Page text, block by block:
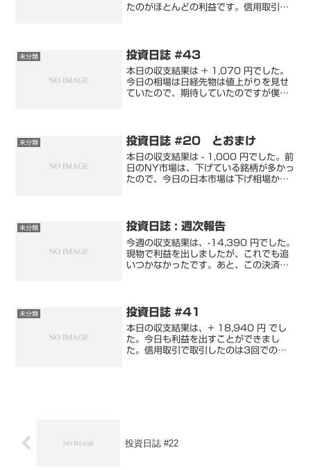
たのがほとんどの利益です。信用取引は
が、本日は利...
未分類 投資日誌 #43
本日の収支結果は + 1,070 円でした。
今日の相場は日経先物は値上がりを見せ
ていたので、期待していたのですが僕の
では微々たる利益...
未分類 投資日誌 #20 とおまけ
本日の収支結果は - 1,000 円でした。前
日のNY市場は、下げている銘柄が多かっ
たので、今日の日本市場は下げ相場か
スとなりま...
未分類 投資日誌 : 週次報告
今週の収支結果は、-14,390 円でした。
現物で利益を出しましたが、これでも追
いつかなかったです。あと、この決済し
で、ちょっとだけ...
未分類 投資日誌 #41
本日の収支結果は、+ 18,940 円 でし
た。今日も利益を出すことができまし
た。信用取引で取引したのは3回での利
投資日誌 #22